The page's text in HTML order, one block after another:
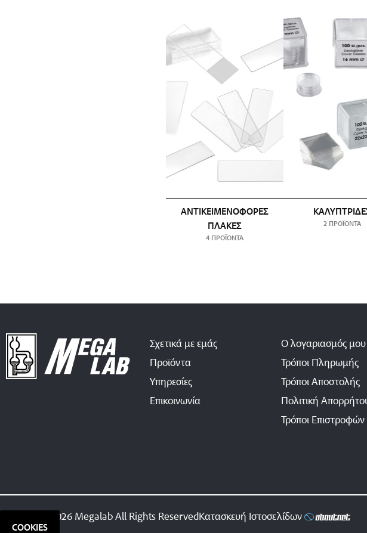
ΑΝΤΙΚΕΙΜΕΝΟΦΌΡΕΣ
ΠΛΆΚΕΣ
4 ΠΡΟΪΌΝΤΑ
2 ΠΡΟΪΌΝΤΑ
Σχετικά με εμάς
Προϊόντα
Υπηρεσίες
Επικοινωνία
Ο λογαριασμός μου
Τρόποι Πληρωμής
Τρόποι Αποστολής
Πολιτική
Τρόποι Επιστροφών
© 2026 Megalab All Rights ReservedΚατασκευή Ιστοσελίδων
COOKIES